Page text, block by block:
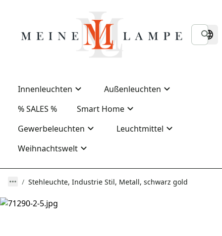
Innenleuchten
Außenleuchten
% SALES %
Smart Home
Gewerbeleuchten
Leuchtmittel
Weihnachtswelt
Stehleuchte, Industrie Stil, Metall, schwarz gold